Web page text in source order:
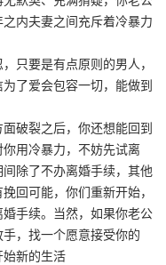
内夫妻之间充斥着冷暴力
只要是有点原则的男人，
了爱会包容一切，能做到
破裂之后，你还想能回到
用冷暴力，不妨先试离
除了不办离婚手续，其他
回可能，你们重新开始，
手续。当然，如果你老公
，找一个愿意接受你的
始新的生活